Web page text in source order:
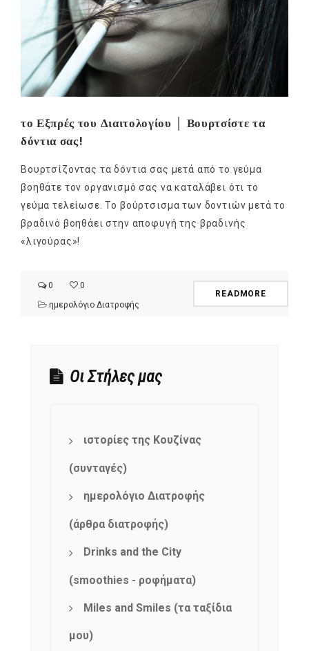
το Εξπρές του Διαιτολογίου │ Βουρτσίστε τα
δόντια σας!
Βουρτσίζοντας τα δόντια σας μετά από το γεύμα
βοηθάτε τον οργανισμό σας να καταλάβει ότι το
γεύμα τελείωσε. Το βούρτσισμα των δοντιών μετά το
βραδινό βοηθάει στην αποφυγή της βραδινής
«λιγούρας»!
0
0
ημερολόγιο Διατροφής
READMORE
Οι Στήλες μας
ιστορίες της Κουζίνας
(συνταγές)
ημερολόγιο Διατροφής
(άρθρα διατροφής)
Drinks and the City
(smoothies - ροφήματα)
Miles and Smiles (τα ταξίδια
μου)